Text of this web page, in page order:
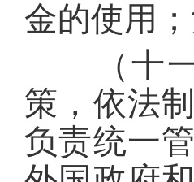
金的使用
（十一
策，依法
负责统一